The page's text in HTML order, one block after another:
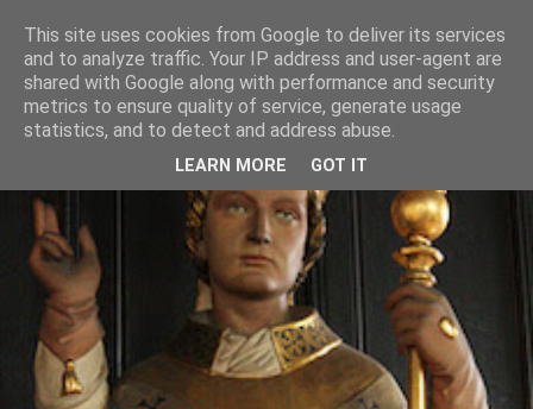
This site uses cookies from Google to deliver its services
and to analyze traffic. Your IP address and user-agent are
shared with Google along with performance and security
metrics to ensure quality of service, generate usage
statistics, and to detect and address abuse.
LEARN MORE GOT IT